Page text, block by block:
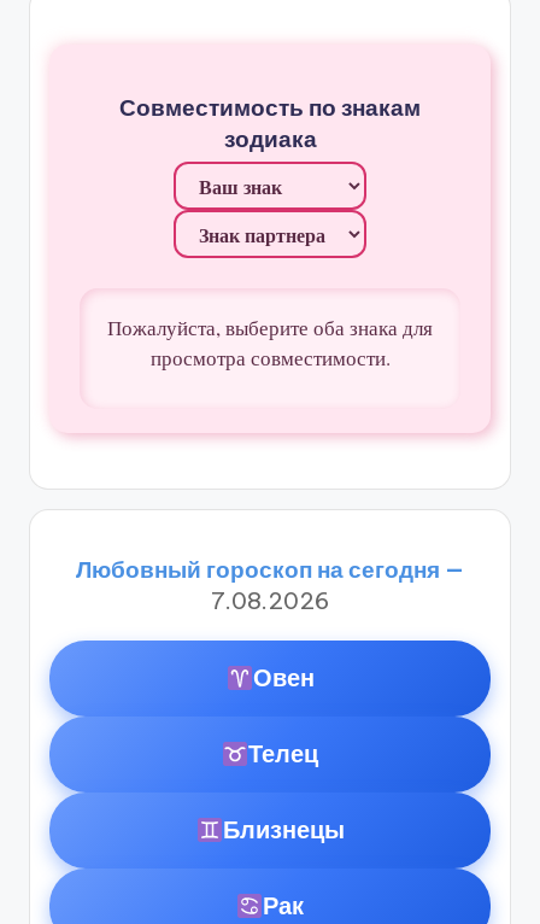
Совместимость по знакам
зодиака
Пожалуйста, выберите оба знака для
просмотра совместимости.
Любовный гороскоп на сегодня —
7.08.2026
Овен
Телец
Близнецы
Рак